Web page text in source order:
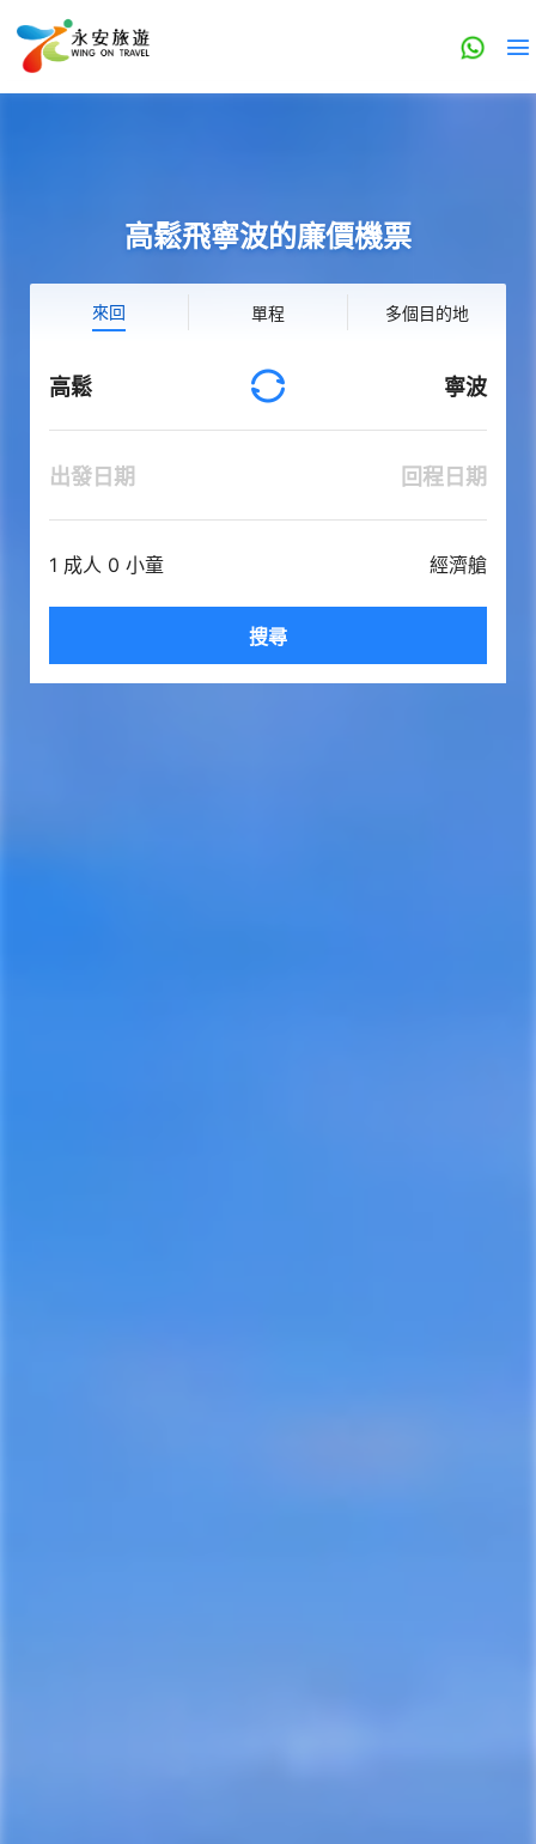
高鬆飛寧波的廉價機票
來回 單程 多個目的地
高鬆 寧波
出發日期 回程日期
1 成人 0 小童 經濟艙
搜尋